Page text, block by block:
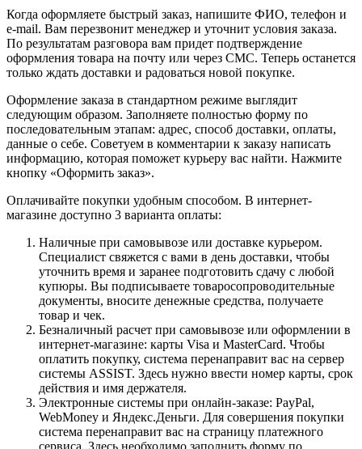
Когда оформляете быстрый заказ, напишите ФИО, телефон и
e-mail. Вам перезвонит менеджер и уточнит условия заказа.
По результатам разговора вам придет подтверждение
оформления товара на почту или через СМС. Теперь останется
только ждать доставки и радоваться новой покупке.
Оформление заказа в стандартном режиме выглядит
следующим образом. Заполняете полностью форму по
последовательным этапам: адрес, способ доставки, оплаты,
данные о себе. Советуем в комментарии к заказу написать
информацию, которая поможет курьеру вас найти. Нажмите
кнопку «Оформить заказ».
Оплачивайте покупки удобным способом. В интернет-
магазине доступно 3 варианта оплаты:
Наличные при самовывозе или доставке курьером.
Специалист свяжется с вами в день доставки, чтобы
уточнить время и заранее подготовить сдачу с любой
купюры. Вы подписываете товаросопроводительные
документы, вносите денежные средства, получаете
товар и чек.
Безналичный расчет при самовывозе или оформлении в
интернет-магазине: карты Visa и MasterCard. Чтобы
оплатить покупку, система перенаправит вас на сервер
системы ASSIST. Здесь нужно ввести номер карты, срок
действия и имя держателя.
Электронные системы при онлайн-заказе: PayPal,
WebMoney и Яндекс.Деньги. Для совершения покупки
система перенаправит вас на страницу платежного
сервиса. Здесь необходимо заполнить форму по